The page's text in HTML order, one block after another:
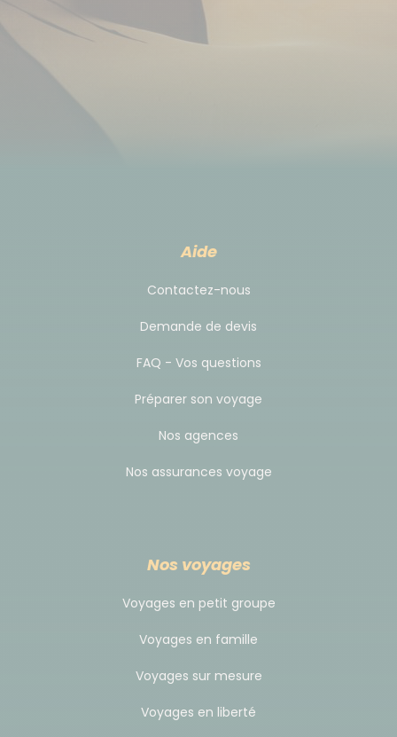
aériennes qui desservent la destination et les prix
peuvent augmenter très vite, quant aux plans de
vols, ils peuvent être peu confortables. Plus vous
vous inscrivez tôt, mieux c'est !
Les horaires de vols de jour indicatifs au départ de
Lisbonne 9h40 - 11h55 Sao Vicente
Lisbonne / Lisbonne 19h35 - 23h00 Paris
Nous achetons des vols à l'avance auprès de cette
province demeurent envisageables : depuis la
IMPORTANT : ces informations sont données à titre
de votre inscription, les compagnies aériennes et
horaires de vol peuvent être différents des
Aide
Contactez-nous
Demande de devis
FAQ - Vos questions
Préparer son voyage
Nos agences
Nos assurances voyage
Nos voyages
Voyages en petit groupe
Voyages en famille
Voyages sur mesure
Voyages en liberté